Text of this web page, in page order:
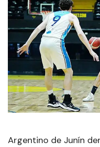
Argentino de Junín